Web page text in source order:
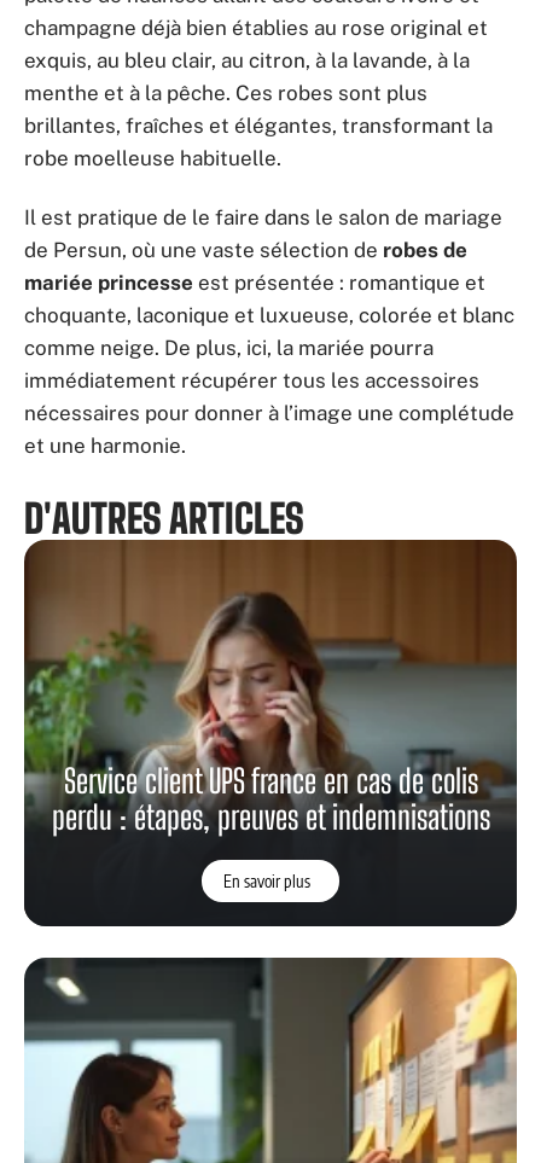
et une harmonie.
D'AUTRES ARTICLES
Service client UPS france en cas de colis
perdu : étapes, preuves et indemnisations
De la boîte à idées au plan d’action :
structurer le tri et le suivi
En savoir plus